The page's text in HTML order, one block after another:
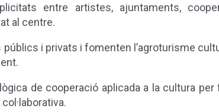
entre artistes, ajuntaments,
al centre.
públics i privats i fomenten l’agroturisme
de cooperació aplicada a la cultura